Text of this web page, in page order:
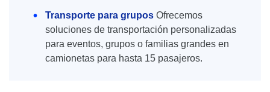
Transporte para grupos Ofrecemos
soluciones de transportación personalizadas
para eventos, grupos o familias grandes en
camionetas para hasta 15 pasajeros.